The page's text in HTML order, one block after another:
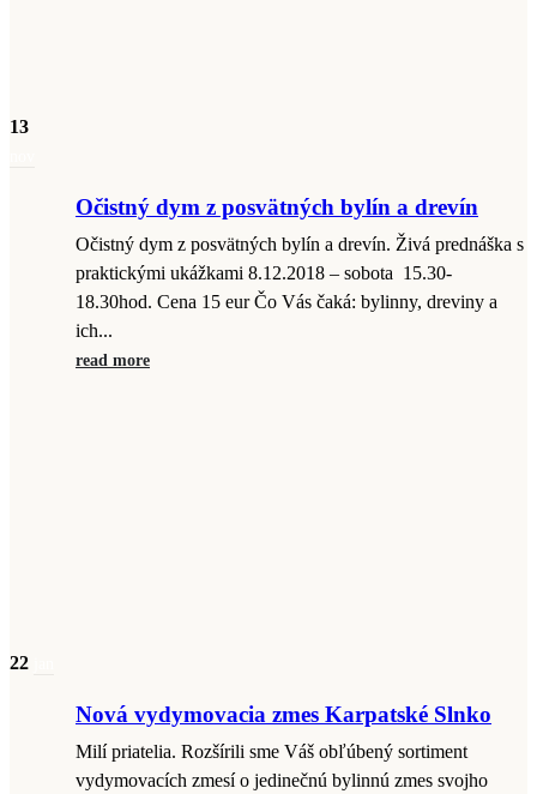
13
Očistný dym z posvätných bylín a drevín
Očistný dym z posvätných bylín a drevín. Živá prednáška s
praktickými ukážkami 8.12.2018 – sobota 15.30-
18.30hod. Cena 15 eur Čo Vás čaká: bylinny, dreviny a
ich...
read more
22
Nová vydymovacia zmes Karpatské Slnko
Milí priatelia. Rozšírili sme Váš obľúbený sortiment
vydymovacích zmesí o jedinečnú bylinnú zmes svojho